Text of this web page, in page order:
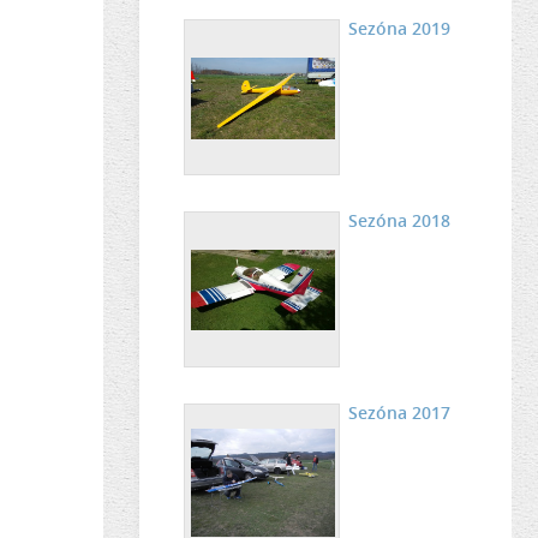
Sezóna 2019
Sezóna 2018
Sezóna 2017